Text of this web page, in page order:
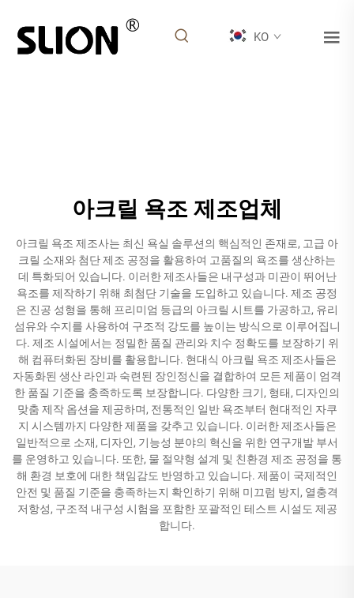
KO
아크릴 욕조 제조업체
아크릴 욕조 제조사는 최신 욕실 솔루션의 핵심적인 존재로, 고급 아
크릴 소재와 첨단 제조 공정을 활용하여 고품질의 욕조를 생산하는
데 특화되어 있습니다. 이러한 제조사들은 내구성과 미관이 뛰어난
욕조를 제작하기 위해 최첨단 기술을 도입하고 있습니다. 제조 공정
은 진공 성형을 통해 프리미엄 등급의 아크릴 시트를 가공하고, 유리
섬유와 수지를 사용하여 구조적 강도를 높이는 방식으로 이루어집니
다. 제조 시설에서는 정밀한 품질 관리와 치수 정확도를 보장하기 위
해 컴퓨터화된 장비를 활용합니다. 현대식 아크릴 욕조 제조사들은
자동화된 생산 라인과 숙련된 장인정신을 결합하여 모든 제품이 엄격
한 품질 기준을 충족하도록 보장합니다. 다양한 크기, 형태, 디자인의
맞춤 제작 옵션을 제공하며, 전통적인 일반 욕조부터 현대적인 자쿠
지 시스템까지 다양한 제품을 갖추고 있습니다. 이러한 제조사들은
일반적으로 소재, 디자인, 기능성 분야의 혁신을 위한 연구개발 부서
를 운영하고 있습니다. 또한, 물 절약형 설계 및 친환경 제조 공정을 통
해 환경 보호에 대한 책임감도 반영하고 있습니다. 제품이 국제적인
안전 및 품질 기준을 충족하는지 확인하기 위해 미끄럼 방지, 열충격
저항성, 구조적 내구성 시험을 포함한 포괄적인 테스트 시설도 제공
합니다.